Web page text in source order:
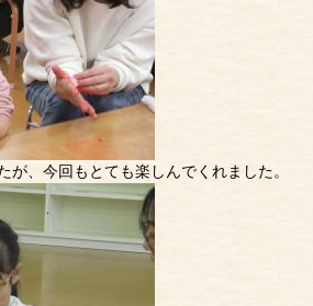
が、今回もとても楽しんでくれました。